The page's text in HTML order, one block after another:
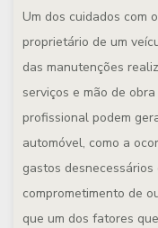
Um dos cuidados com
proprietário de um
das manutenções
serviços e mão de
profissional podem
automóvel, como a
gastos
comprometimento de
que um dos fatores